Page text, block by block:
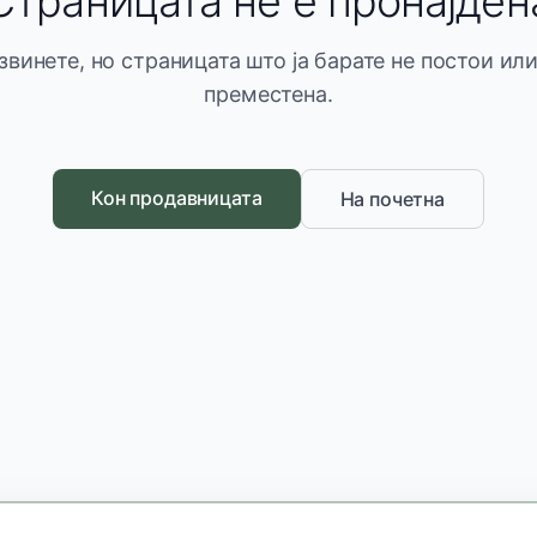
но страницата што ја барате не постои
преместена.
Кон продавницата На почетна